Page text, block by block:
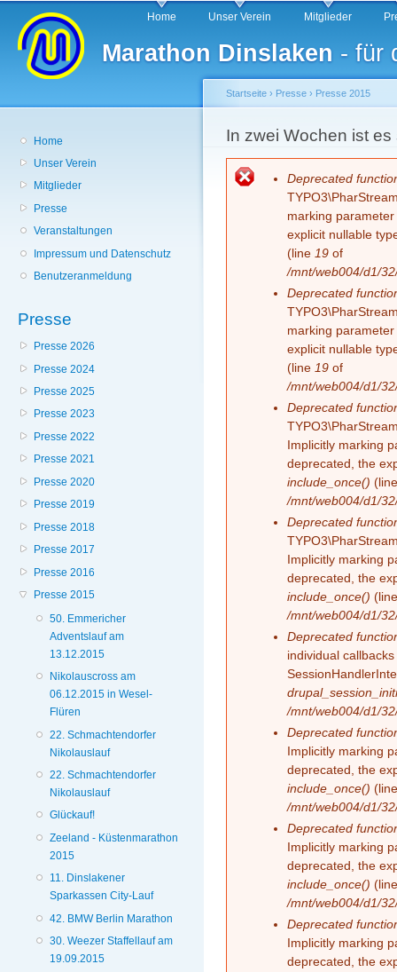
Marathon Dinslaken - für
Hauptmenü Home Unser Verein Mitglieder
Home
Unser Verein
Mitglieder
Presse
Veranstaltungen
Impressum und Datenschutz
Benutzeranmeldung
Presse
Presse 2026
Presse 2024
Presse 2025
Presse 2023
Presse 2022
Presse 2021
Presse 2020
Presse 2019
Presse 2018
Presse 2017
Presse 2016
Presse 2015
50. Emmericher
Adventslauf am
13.12.2015
Nikolauscross am
06.12.2015 in Wesel-
Flüren
22. Schmachtendorfer
Nikolauslauf
22. Schmachtendorfer
Nikolauslauf
Glückauf!
Zeeland - Küstenmarathon
2015
11. Dinslakener
Sparkassen City-Lauf
42. BMW Berlin Marathon
30. Weezer Staffellauf am
19.09.2015
Sie sind hier
Startseite › Presse › Presse 2015
In zwei Wochen ist es
Fehlermeldung
Deprecated
marking
explicit nullable
(line 19 of
/mnt/web004/d1/
Deprecated
marking
explicit nullable
(line 19 of
/mnt/web004/d1/
Deprecated
Implicitly marking
deprecated, the
include_once()
/mnt/web004/d1/
Deprecated
Implicitly marking
deprecated, the
include_once()
/mnt/web004/d1/
Deprecated
individual
/mnt/web004/d1/
Deprecated
Implicitly marking
deprecated, the
include_once()
/mnt/web004/d1/
Deprecated
Implicitly marking
deprecated, the
include_once()
/mnt/web004/d1/
Deprecated
Implicitly marking
deprecated, the